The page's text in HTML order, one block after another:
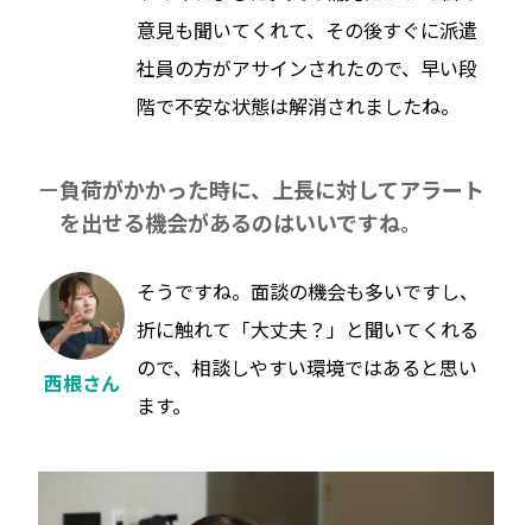
意見も聞いてくれて、その後すぐに派遣
社員の方がアサインされたので、早い段
階で不安な状態は解消されましたね。
負荷がかかった時に、上長に対してアラート
を出せる機会があるのはいいですね。
西根さん
そうですね。面談の機会も多いですし、
折に触れて「大丈夫？」と聞いてくれる
ので、相談しやすい環境ではあると思い
ます。